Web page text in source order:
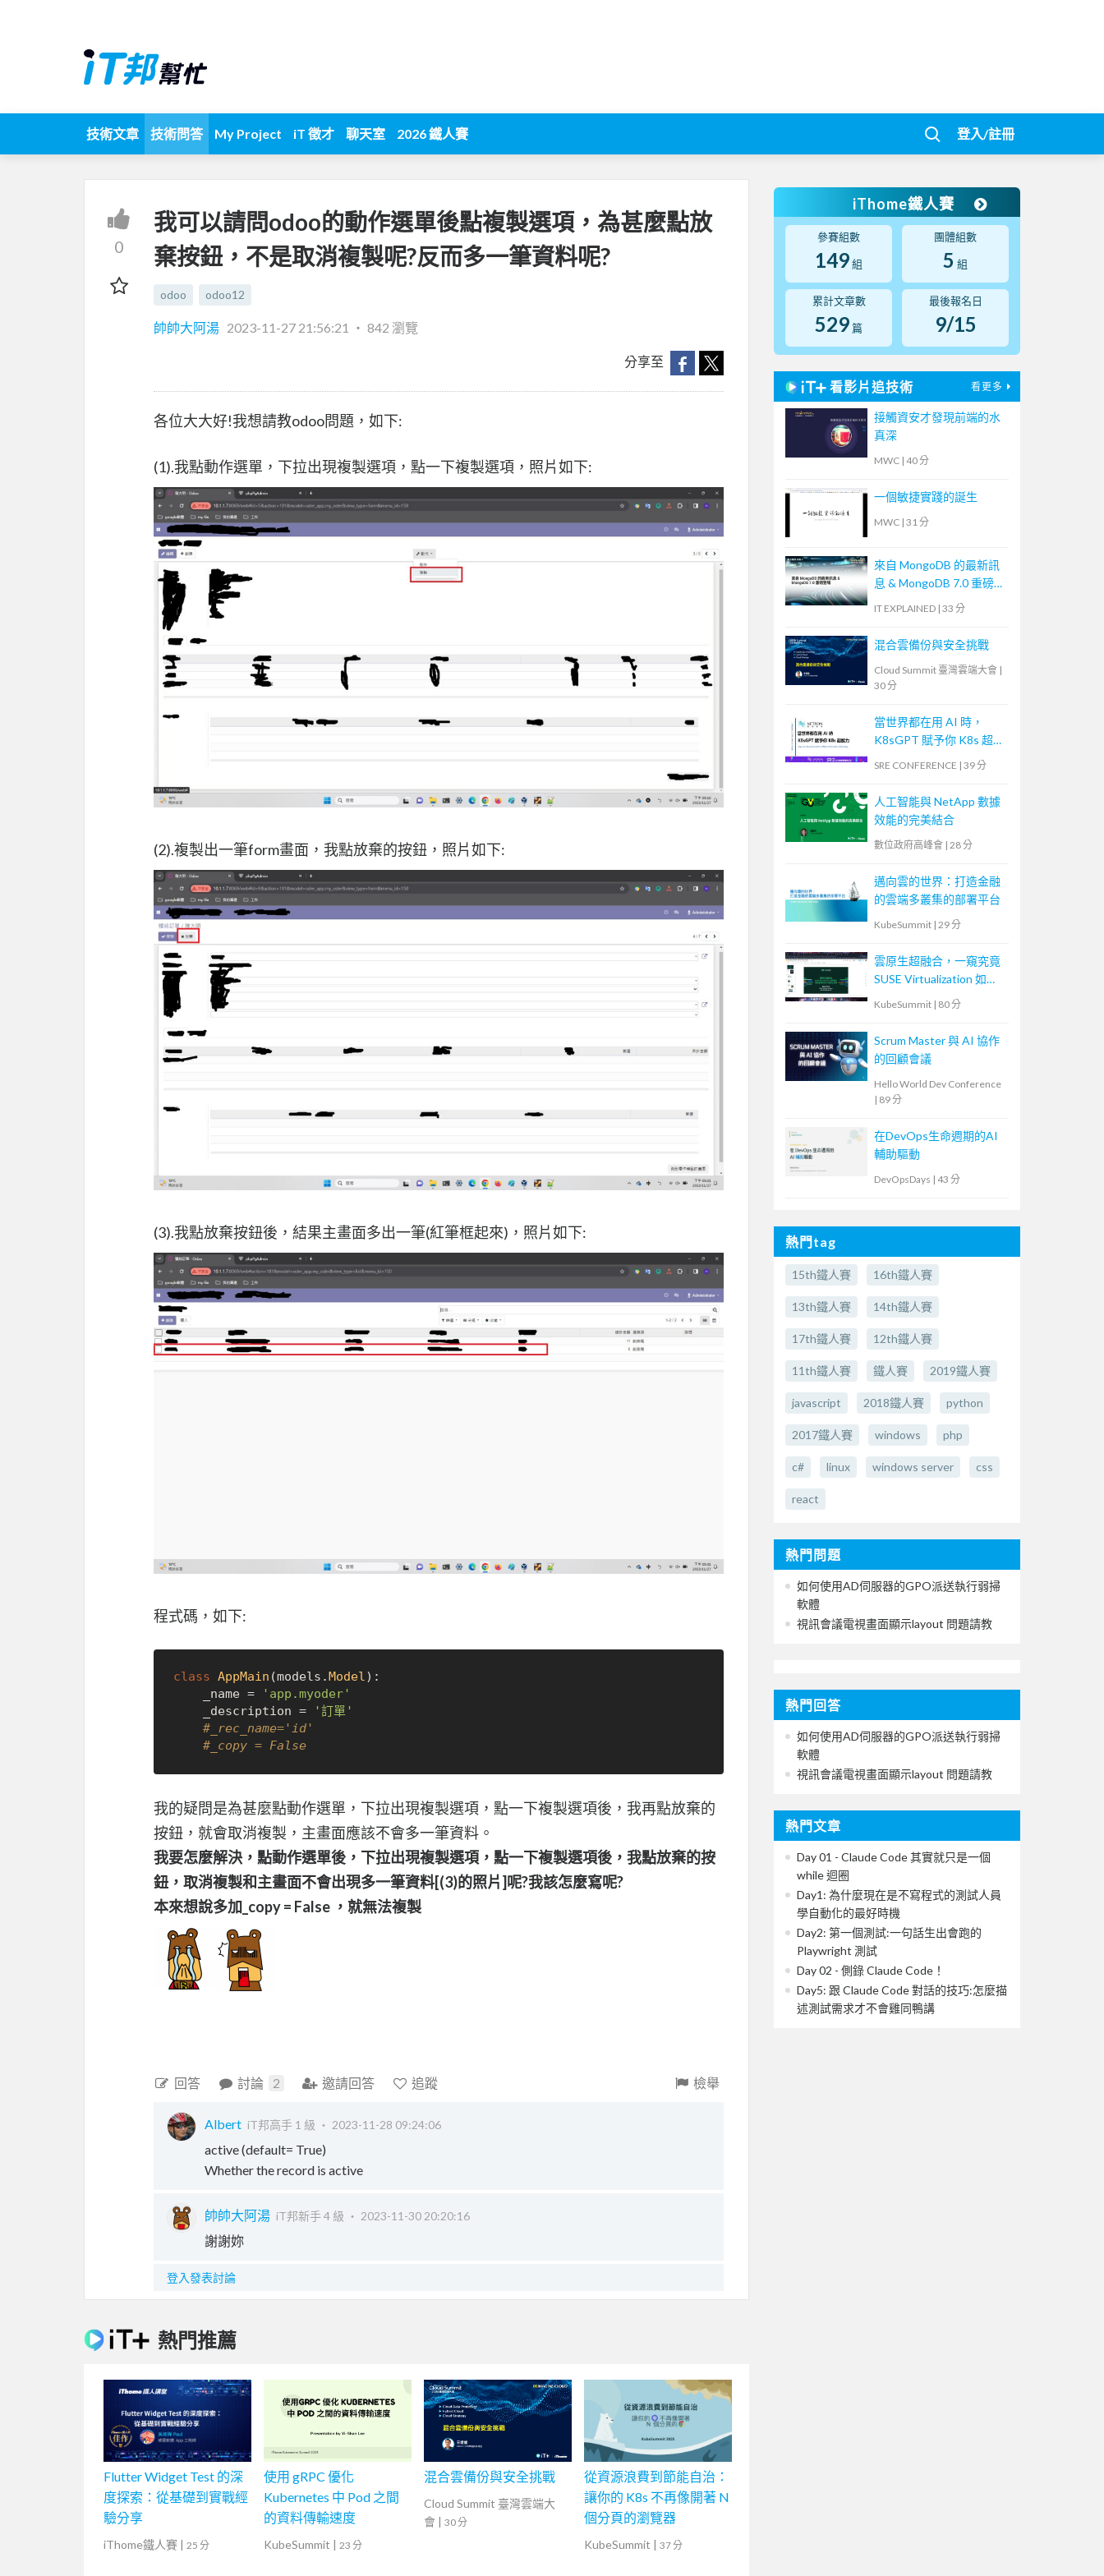
技術文章 技術問答 My Project iT 徵才 聊天室 2026 鐵人賽 登入/註冊
0
我可以請問odoo的動作選單後點複製選項，為甚麼點放
棄按鈕，不是取消複製呢?反而多一筆資料呢?
odoo odoo12
帥帥大阿湯 2023-11-27 21:56:21 ‧ 842 瀏覽
分享至
各位大大好!我想請教odoo問題，如下:
(1).我點動作選單，下拉出現複製選項，點一下複製選項，照片如下:
(2).複製出一筆form畫面，我點放棄的按鈕，照片如下:
(3).我點放棄按鈕後，結果主畫面多出一筆(紅筆框起來)，照片如下:
程式碼，如下:
class AppMain (models.Model):
    _name =
'app.myoder'
    _description =
'訂單'
#_rec_name='id'
#_copy = False
我的疑問是為甚麼點動作選單，下拉出現複製選項，點一下複製選項後，我再點放棄的
按鈕，就會取消複製，主畫面應該不會多一筆資料。
我要怎麼解決，點動作選單後，下拉出現複製選項，點一下複製選項後，我點放棄的按
鈕，取消複製和主畫面不會出現多一筆資料[(3)的照片]呢?我該怎麼寫呢?
本來想說多加_copy = False ，就無法複製
回答 討論 2 邀請回答 追蹤 檢舉
Albert iT邦高手 1 級 ‧ 2023-11-28 09:24:06
active (default= True)
Whether the record is active
帥帥大阿湯 iT邦新手 4 級 ‧ 2023-11-30 20:20:16
謝謝妳
登入發表討論
熱門推薦
Flutter Widget Test 的深
度探索：從基礎到實戰經
驗分享
iThome鐵人賽 | 25 分
使用 gRPC 優化
Kubernetes 中 Pod 之間
的資料傳輸速度
KubeSummit | 23 分
混合雲備份與安全挑戰
Cloud Summit 臺灣雲端大
會 | 30 分
從資源浪費到節能自治：
讓你的 K8s 不再像開著 N
個分頁的瀏覽器
KubeSummit | 37 分
iThome鐵人賽
參賽組數
149組
團體組數
5 組
累計文章數
529 篇
最後報名日
9/15
看影片追技術 看更多
接觸資安才發現前端的水
真深
MWC | 40 分
一個敏捷實踐的誕生
MWC | 31 分
來自 MongoDB 的最新訊
息 & MongoDB 7.0 重磅登
IT EXPLAINED | 33 分
混合雲備份與安全挑戰
Cloud Summit 臺灣雲端大會 |
30 分
當世界都在用 AI 時，
K8sGPT 賦予你 K8s 超能
SRE CONFERENCE | 39 分
人工智能與 NetApp 數據
效能的完美結合
數位政府高峰會 | 28 分
邁向雲的世界：打造金融
的雲端多叢集的部署平台
KubeSummit | 29 分
雲原生超融合，一窺究竟
SUSE Virtualization 如何
解決傳統應用與現代化雲
KubeSummit | 80 分
Scrum Master 與 AI 協作
的回顧會議
Hello World Dev Conference
| 89 分
在DevOps生命週期的AI
輔助驅動
DevOpsDays | 43 分
熱門tag
15th鐵人賽 16th鐵人賽
13th鐵人賽 14th鐵人賽
17th鐵人賽 12th鐵人賽
11th鐵人賽 鐵人賽 2019鐵人賽
javascript 2018鐵人賽 python
2017鐵人賽 windows php
c# linux windows server css
react
熱門問題
如何使用AD伺服器的GPO派送執行弱掃
軟體
視訊會議電視畫面顯示layout 問題請教
熱門回答
如何使用AD伺服器的GPO派送執行弱掃
軟體
視訊會議電視畫面顯示layout 問題請教
熱門文章
Day 01 - Claude Code 其實就只是一個
while 迴圈
Day1: 為什麼現在是不寫程式的測試人員
學自動化的最好時機
Day2: 第一個測試:一句話生出會跑的
Playwright 測試
Day 02 - 側錄 Claude Code！
Day5: 跟 Claude Code 對話的技巧:怎麼描
述測試需求才不會雞同鴨講